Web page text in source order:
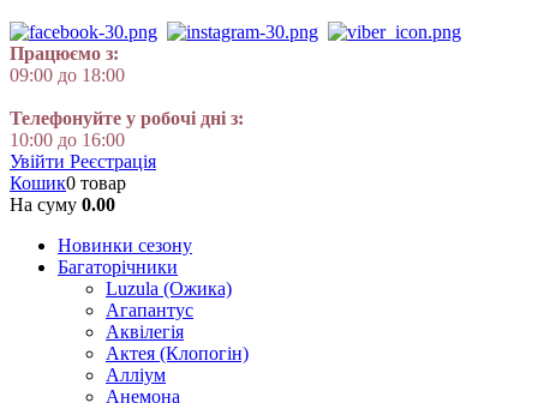
Працюємо з:
09:00 до 18:00
Телефонуйте у робочі дні з:
10:00 до 16:00
Увійти Реєстрація
Кошик0 товар
На суму 0.00
Новинки сезону
Багаторічники
Luzula (Ожика)
Агапантус
Аквілегія
Актея (Клопогін)
Алліум
Анемона